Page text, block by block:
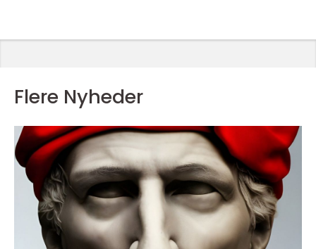
Flere Nyheder